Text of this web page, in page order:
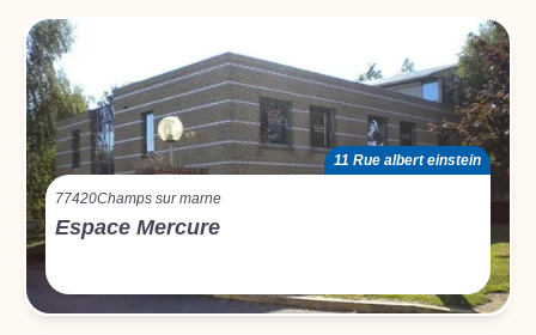
11 Rue albert einstein
77420Champs sur marne
Espace Mercure